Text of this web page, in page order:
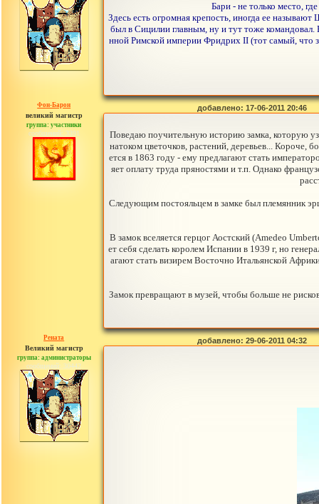
Бари - не только место,
Здесь есть огромная крепость, иногда ее
был в Сицилии главным, ну и тут тоже
нной Римской империи Фридрих II (тот самый, что
Фон-Барон
великий магистр
группа: участники
сообщений: 3391
добавлено: 17-06-2011 20:46
Поведаю поучительную историю замка, которую
натоком цветочков, растений, деревьев... Короче,
ется в 1863 году - ему предлагают стать
яет оплату труда пряностями и т.п. Однако
Следующим постояльцем в замке был племянник
В замок вселяется герцог Аостский (Amedeo
ет себя сделать королем Испании в 1939 г, но
агают стать визирем Восточно Итальянской
Замок превращают в музей, чтобы больше не
Рената
Великий магистр
группа: администраторы
сообщений: 30442
добавлено: 29-06-2011 04:32